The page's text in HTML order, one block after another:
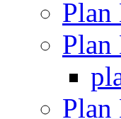
Plan
Plan
Plan